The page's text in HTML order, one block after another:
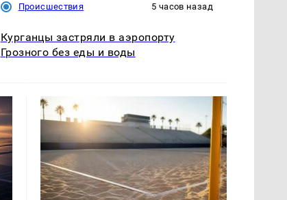
Происшествия 5 часов назад
Курганцы застряли в аэропорту
Грозного без еды и воды